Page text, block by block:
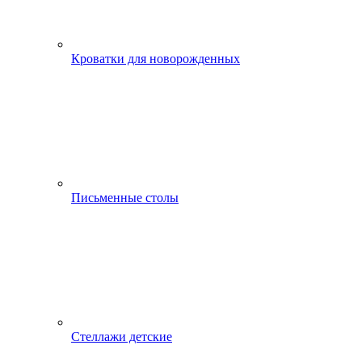
Кроватки для новорожденных
Письменные столы
Стеллажи детские